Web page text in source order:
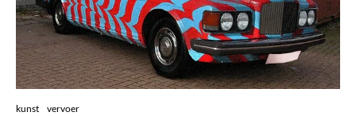
kunst vervoer